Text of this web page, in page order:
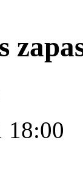
18:00